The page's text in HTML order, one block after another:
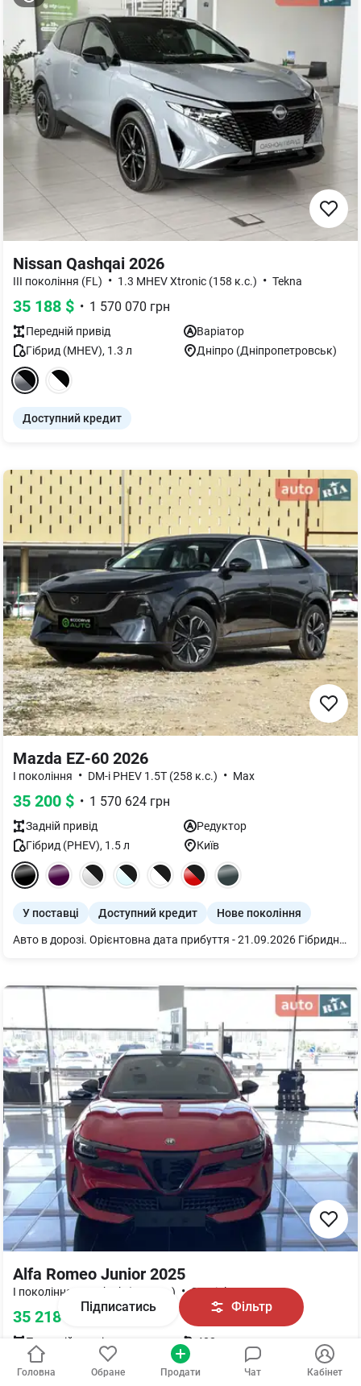
Підписатись Фільтр
Nissan Qashqai 2026
III покоління (FL) • 1.3 MHEV Xtronic (158 к.с.) • Tekna
35 188 $ • 1 570 070 грн
Передній привід
Варіатор
Гібрид (MHEV), 1.3 л Дніпро (Дніпропетровськ)
Доступний кредит
Mazda EZ-60 2026
I покоління • DM-i PHEV 1.5T (258 к.с.) • Max
35 200 $ • 1 570 624 грн
Задній привід
Редуктор
Гібрид (PHEV), 1.5л Київ
У поставці Доступний кредит Нове покоління
Авто в дорозі. Орієнтовна дата прибуття - 21.09.2026 Гібридний автомобіль Mazda EZ-60 REEV 200 Max 2WD 2026, Polar Night Black, фіолетовий салон, 21" Black Mazda EZ-60 200 Max 2026 — це сучасний гібридний кросовер преміум-класу, що поєднує ефективну гібридну силову установку та елегантний дизайн. Комбінація електродвигуна і ДВЗ забезпечує динамічний розгін, високу економічність і комфортну їзду на будь-яких дистанціях. Завдяки вдосконаленій керованості й підвісці з регульованою жорсткістю автомобіль легко адаптується до дорожніх умов і стилю водіння, залишаючись стабільним та плавним у русі. Усередині Mazda EZ-60 пропонує максимум технологій і комфорту: сидіння з ефектом нульової гравітації забезпечують правильну підтримку тіла, а розкішна аудіосистема з 23 динаміками створює преміальну акустичну атмосферу. Інтегрований 26,45-дюймовий 5K екран і фірмова ігрова консоль EZ-60 перетворюють салон на мультимедійний простір нового покоління. Машина ідеально поєднує інновації, комфорт і сучасну динаміку. Mazda EZ-60 200 Max 2026: Силова установка: 190 кВт (? 255–258 к.с.). Запас ходу: 200 км (CLTC). Батарея: з підтримкою швидкої зарядки (від 30% до 80% – за 15 хв). Привід: Одномоторний/Задній привід. Комплектація Mazda EZ-60 200 Max 2026: - Розкішна аудиосистема з 23 динаміками. - Підвіска з регульованою жорсткістю. - Сидіння з Нульовою гравітацією. - Ігрова консоль EZ-60. - Інтегрований 5K екран, 26.45 дюйма.
Alfa Romeo Junior 2025
I покоління 54 kWh (156 к.с.) • Speciale
35 218 1 570 000
Передній привід
408 км
Електро
кВт·год
Головна Обране Продати Чат Кабінет